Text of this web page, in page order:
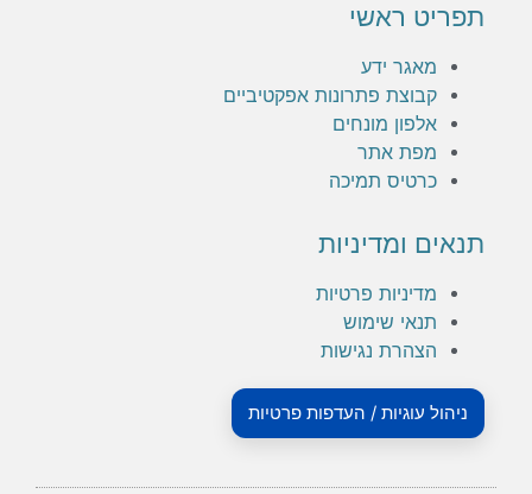
תפריט ראשי
מאגר ידע
קבוצת פתרונות אפקטיביים
אלפון מונחים
מפת אתר
כרטיס תמיכה
תנאים ומדיניות
מדיניות פרטיות
תנאי שימוש
הצהרת נגישות
ניהול עוגיות / העדפות פרטיות